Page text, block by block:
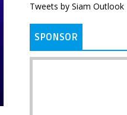
Tweets by Siam Outlook
SPONSOR